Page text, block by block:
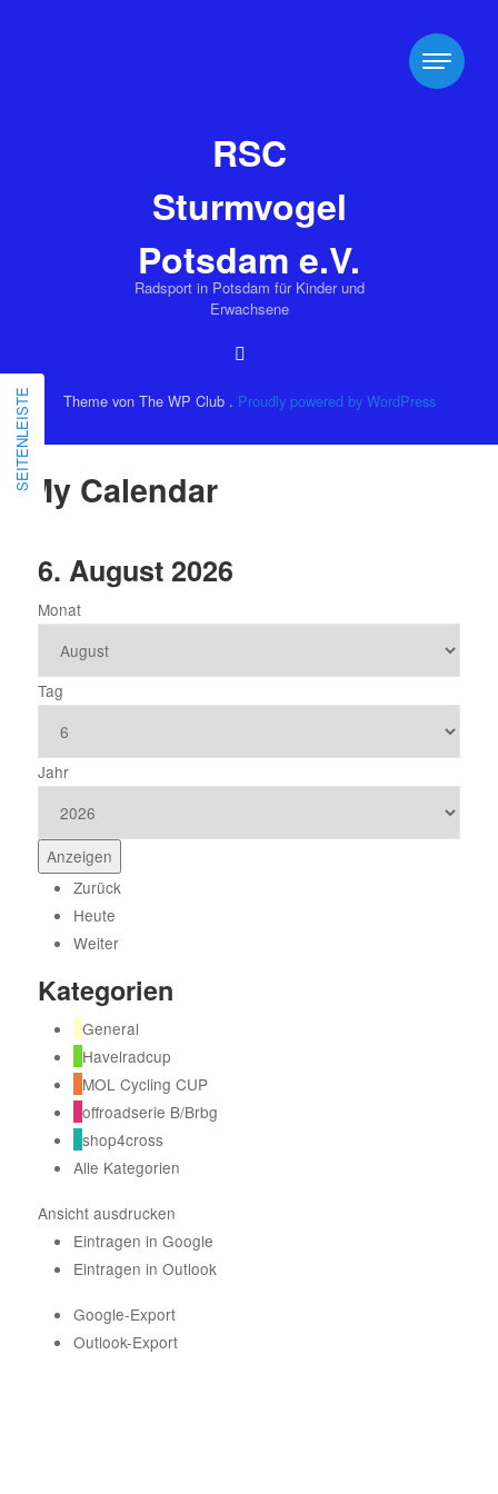
My Calendar
6. August 2026
Monat
Tag
Jahr
Zurück
Heute
Weiter
Kategorien
General
Havelradcup
MOL Cycling CUP
offroadserie B/Brbg
shop4cross
Alle Kategorien
Ansicht ausdrucken
Eintragen in Google
Eintragen in Outlook
Google-Export
Outlook-Export
SEITENLEISTE
RSC
Sturmvogel
Potsdam e.V.
Radsport in Potsdam für Kinder und
Erwachsene
Theme von The WP Club . Proudly powered by WordPress